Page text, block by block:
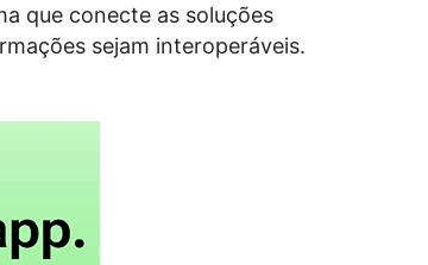
que conecte as soluções
sejam interoperáveis.